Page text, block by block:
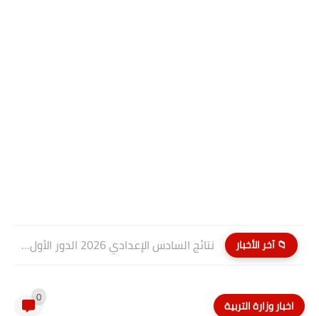
📁 آخر الأخبار نتائج السادس الإعدادي 2026 الدور الأول PDF كربلاء المقدسة| موقع...
اخبار وزارة التربية 0